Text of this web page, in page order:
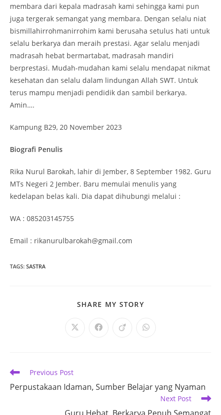
membara dari kepala madrasah kami sehingga kami pun
juga tergerak semangat yang membara. Dengan selalu niat
bismillahirrohmanirrohim kami berusaha setulus hati untuk
selalu berkarya dan meraih prestasi. Agar selalu menjadi
madrasah hebat bermartabat, madrasah mandiri
berprestasi. Mudah-mudahan kami selalu mendapat nikmat
kesehatan dan selalu dalam lindungan Allah SWT. Untuk
terus mampu menjadi pendidik dan sambil berkarya.
Amin….
Kampung B29, 20 November 2023
Biografi Penulis
Rika Nurul Barokah, lahir di Jember, 8 September 1982. Guru
MTs Negeri 2 Jember. Baru memulai menulis yang
kedelapan belas kali. Dia dapat dihubungi melalui :
WA : 085203145755
Email : rikanurulbarokah@gmail.com
TAGS: SASTRA
SHARE MY STORY
Opens Opens Opens Opens
Read
articles
Previous Post
Perpustakaan Idaman, Sumber Belajar yang Nyaman
Next Post